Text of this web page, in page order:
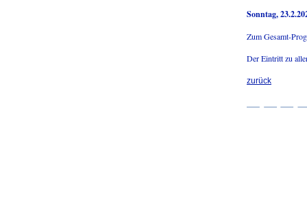
Sonntag,
Zum Gesamt-
Der Eintritt zu
zurück